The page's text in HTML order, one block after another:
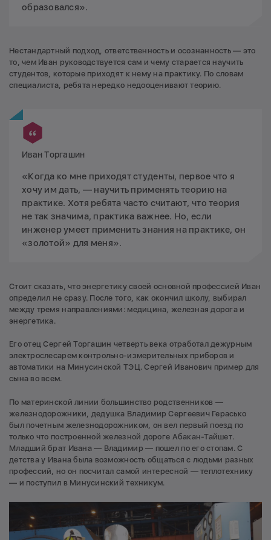
образовался».
Нестандартный подход, ответственность и осознанность — это
то, чем Иван руководствуется сам и чему старается научить
студентов, которые приходят к нему на практику. По словам
специалиста, ребята нередко недооценивают теорию.
Иван Торгашин
«Когда ко мне приходят студенты, первое что я
хочу им дать, — научить применять теорию на
практике. Хотя ребята часто считают, что теория
не так значима, практика важнее. Но, если
инженер умеет применить знания на практике, он
«золотой» для меня».
Стоит сказать, что энергетику своей основной профессией Иван
определил не сразу. После того, как окончил школу, выбирал
между тремя направлениями: медицина, железная дорога и
энергетика.
Его отец Сергей Торгашин четверть века отработал дежурным
электрослесарем контрольно-измерительных приборов и
автоматики на Минусинской ТЭЦ. Сергей Иванович пример для
сына во всем.
По материнской линии большинство родственников —
железнодорожники, дедушка Владимир Сергеевич Герасько
был почетным железнодорожником, он вел первый поезд по
только что построенной железной дороге Абакан-Тайшет.
Младший брат Ивана — Владимир — пошел по его стопам. С
детства у Ивана была возможность общаться с людьми разных
профессий, но он посчитал самой интересной — теплотехнику
— и поступил в Минусинский техникум.